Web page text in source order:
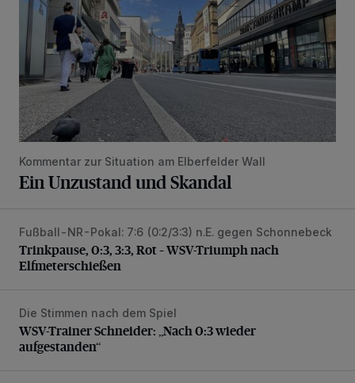
Kommentar zur Situation am Elberfelder Wall
Ein Unzustand und Skandal
Trinkpause, 0:3, 3:3, Rot – WSV-Triumph nach
Fußball-NR-Pokal: 7:6 (0:2/3:3) n.E. gegen Schonnebeck
Trinkpause, 0:3, 3:3, Rot – WSV-Triumph nach
Elfmeterschießen
WSV-Trainer Schneider: „Nach 0:3 wieder aufgestanden“
Die Stimmen nach dem Spiel
WSV-Trainer Schneider: „Nach 0:3 wieder
aufgestanden“